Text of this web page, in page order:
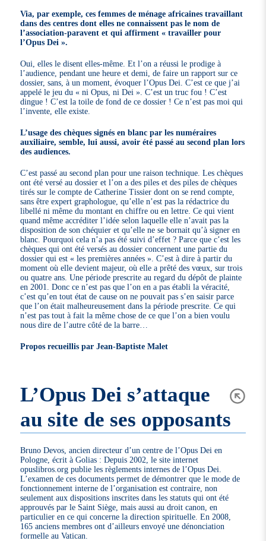
Via, par exemple, ces femmes de ménage africaines travaillant
dans des centres dont elles ne connaissent pas le nom de
l’association-paravent et qui affirment « travailler pour
l’Opus Dei ».
Oui, elles le disent elles-même. Et l’on a réussi le prodige à
l’audience, pendant une heure et demi, de faire un rapport sur ce
dossier, sans, à un moment, évoquer l’Opus Dei. C’est ce que j’ai
appelé le jeu du « ni Opus, ni Dei ». C’est un truc fou ! C’est
dingue ! C’est la toile de fond de ce dossier ! Ce n’est pas moi qui
l’invente, elle existe.
L’usage des chèques signés en blanc par les numéraires
auxiliaire, semble, lui aussi, avoir été passé au second plan lors
des audiences.
C’est passé au second plan pour une raison technique. Les chèques
ont été versé au dossier et l’on a des piles et des piles de chèques
tirés sur le compte de Catherine Tissier dont on se rend compte,
sans être expert graphologue, qu’elle n’est pas la rédactrice du
libellé ni même du montant en chiffre ou en lettre. Ce qui vient
quand même accréditer l’idée selon laquelle elle n’avait pas la
disposition de son chéquier et qu’elle ne se bornait qu’à signer en
blanc. Pourquoi cela n’a pas été suivi d’effet ? Parce que c’est les
chèques qui ont été versés au dossier concernent une partie du
dossier qui est « les premières années ». C’est à dire à partir du
moment où elle devient majeur, où elle a prêté des vœux, sur trois
ou quatre ans. Une période prescrite au regard du dépôt de plainte
en 2001. Donc ce n’est pas que l’on en a pas établi la véracité,
c’est qu’en tout état de cause on ne pouvait pas s’en saisir parce
que l’on était malheureusement dans la période prescrite. Ce qui
n’est pas tout à fait la même chose de ce que l’on a bien voulu
nous dire de l’autre côté de la barre…
Propos recueillis par Jean-Baptiste Malet
L’Opus Dei s’attaque
au site de ses opposants
Bruno Devos, ancien directeur d’un centre de l’Opus Dei en
Pologne, écrit à Golias : Depuis 2002, le site internet
opuslibros.org publie les règlements internes de l’Opus Dei.
L’examen de ces documents permet de démontrer que le mode de
fonctionnement interne de l’organisation est contraire, non
seulement aux dispositions inscrites dans les statuts qui ont été
approuvés par le Saint Siège, mais aussi au droit canon, en
particulier en ce qui concerne la direction spirituelle. En 2008,
165 anciens membres ont d’ailleurs envoyé une dénonciation
formelle au Vatican.